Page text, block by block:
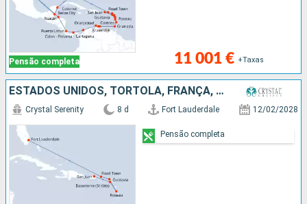
Pensão completa 11 001 € +Taxas
ESTADOS UNIDOS, TORTOLA, FRANÇA, DOMINICA, PORTO RICO
Crystal Serenity 8 d Fort Lauderdale 12/02/2028
Pensão completa